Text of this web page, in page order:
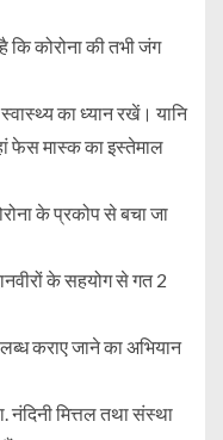
कि कोरोना की तभी जंग
का ध्यान रखें। यानि
फेस मास्क का इस्तेमाल
के प्रकोप से बचा जा
के सहयोग से गत 2
कराए जाने का अभियान
नंदिनी मित्तल तथा संस्था